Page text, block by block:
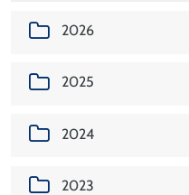
2026
2025
2024
2023